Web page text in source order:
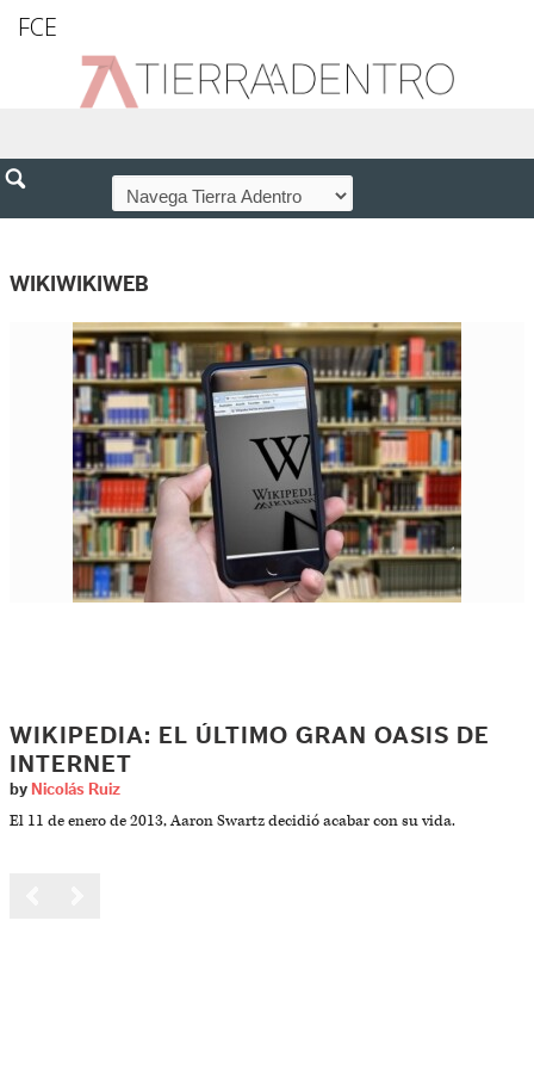
FCE
WIKIWIKIWEB
WIKIPEDIA: EL ÚLTIMO GRAN OASIS DE
INTERNET
by Nicolás Ruiz
El 11 de enero de 2013, Aaron Swartz decidió acabar con su vida.